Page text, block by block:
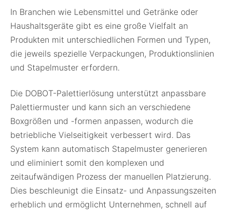
In Branchen wie Lebensmittel und Getränke oder
Haushaltsgeräte gibt es eine große Vielfalt an
Produkten mit unterschiedlichen Formen und Typen,
die jeweils spezielle Verpackungen, Produktionslinien
und Stapelmuster erfordern.
Die DOBOT-Palettierlösung unterstützt anpassbare
Palettiermuster und kann sich an verschiedene
Boxgrößen und -formen anpassen, wodurch die
betriebliche Vielseitigkeit verbessert wird. Das
System kann automatisch Stapelmuster generieren
und eliminiert somit den komplexen und
zeitaufwändigen Prozess der manuellen Platzierung.
Dies beschleunigt die Einsatz- und Anpassungszeiten
erheblich und ermöglicht Unternehmen, schnell auf